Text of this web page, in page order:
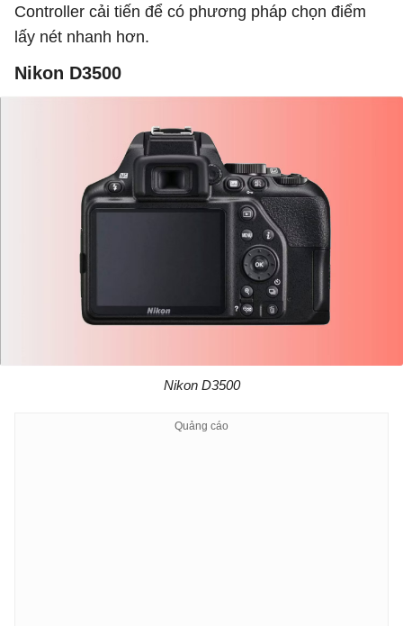
Controller cải tiến để có phương pháp chọn điểm
lấy nét nhanh hơn.
Nikon D3500
Nikon D3500